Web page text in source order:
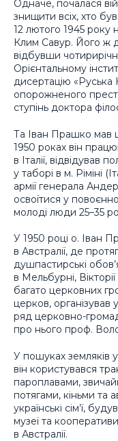
Одначе, почалася
знищити всіх, хто
12 лютого 1945 року
Клим Савур. Його ж
відбувши
Орієнтальному
дисертацію
опорожненого
ступінь доктора
Та Іван Прашко мав
1950 роках він
в Італії, відвідував
у таборі в м. Ріміні
армії генерала
освоїтися у
молоді люди 25–35
У 1950 році о. Іван
в Австралії, де
душпастирські
в Мельбурні,
багато церковних
церков, організував
ряд церковно-
про нього проф.
У пошуках земляків
він користувався
пароплавами,
потягами, кіньми та
українські сім’ї,
музеї та
в Австралії.